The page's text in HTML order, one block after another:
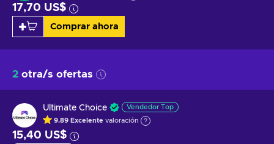
17,70 US$
Comprar ahora
2 otra/s ofertas
Ultimate Choice Vendedor Top
9.89 Excelente valoración
15,40 US$